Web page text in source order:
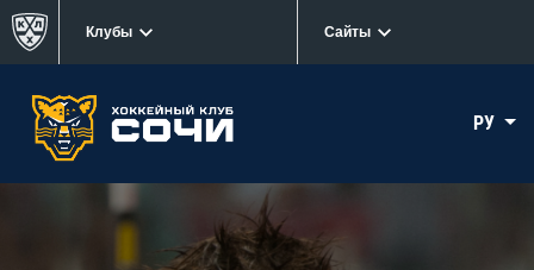
Клубы Сайты
РУ